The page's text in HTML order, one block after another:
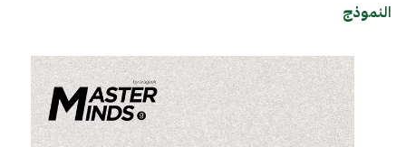
النموذج